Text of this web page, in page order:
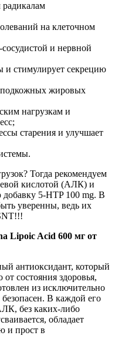
радикалам
на клеточном
и нервной
и стимулирует секрецию
подкожных жировых
нагрузкам и
старения и улучшает
Тогда рекомендуем
кислотой (АЛК) и
добавку 5-HTP 100 mg. В
уверенны, ведь их
Lipoic Acid 600 мг от
антиоксидант, который
состояния здоровья,
из исключительно
В каждой его
без каких-либо
обладает
и прост в